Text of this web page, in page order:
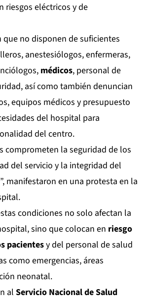
riesgos eléctricos y de
que no disponen de suficientes
anestesiólogos, enfermeras,
médicos, personal de
así como también denuncian
equipos médicos y presupuesto
del hospital para
del centro.
comprometen la seguridad de los
del servicio y la integridad del
manifestaron en una protesta en la
condiciones no solo afectan la
sino que colocan en riesgo
pacientesy del personal de salud
como emergencias, áreas
neonatal.
al Servicio Nacional de Salud